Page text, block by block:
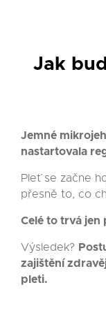
Jak
Jemné
nastartovala
Pleť se začne
přesně to, co
Celé to trvá jen
Výsledek?
zajištění
pleti.